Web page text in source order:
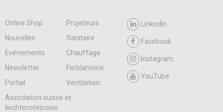
Online Shop
Projeteurs
Nouvelles
Sanitaire
Evénements
Chauffage
Newsletter
Ferblanterie
Portail
Ventilation
LinkedIn
Facebook
Instagram
YouTube
Association suisse et
liechtensteinoise